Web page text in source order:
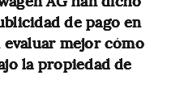
de pago en
mejor cómo
la propiedad de